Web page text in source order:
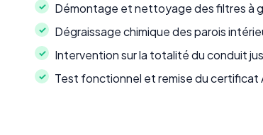
Démontage et nettoyage des filtres à
Dégraissage chimique des parois
Intervention sur la totalité du conduit
Test fonctionnel et remise du certificat